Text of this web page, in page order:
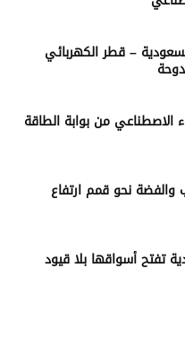
– قطر الكهربائي
من بوابة الطاقة
نحو قمم ارتفاع
تفتح أسواقها بلا قيود